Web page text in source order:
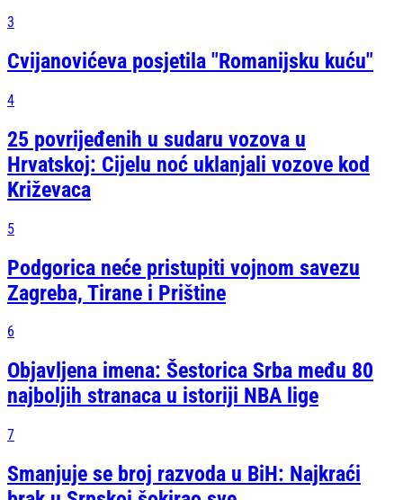
3
Cvijanovićeva posjetila "Romanijsku kuću"
4
25 povrijeđenih u sudaru vozova u
Hrvatskoj: Cijelu noć uklanjali vozove kod
Križevaca
5
Podgorica neće pristupiti vojnom savezu
Zagreba, Tirane i Prištine
6
Objavljena imena: Šestorica Srba među 80
najboljih stranaca u istoriji NBA lige
7
Smanjuje se broj razvoda u BiH: Najkraći